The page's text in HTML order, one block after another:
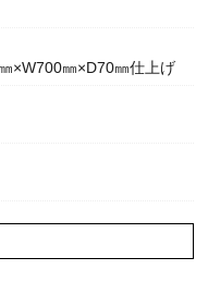
×W700㎜×D70㎜仕上げ